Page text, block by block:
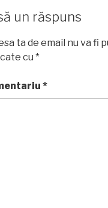
un răspuns
ta de email nu va fi
cu *
*